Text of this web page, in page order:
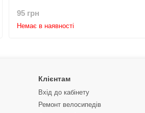
95 грн
Немає в наявності
Клієнтам
Вхід до кабінету
Ремонт велосипедів